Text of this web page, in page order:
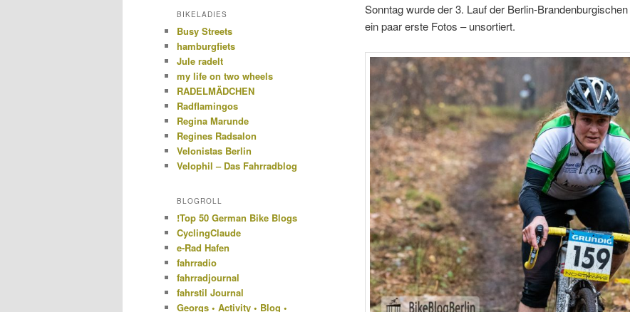
Sonntag wurde der 3. Lauf der Berlin-Brandenburgischen
ein paar erste Fotos – unsortiert.
BIKELADIES
Busy Streets
hamburgfiets
Jule radelt
my life on two wheels
RADELMÄDCHEN
Radflamingos
Regina Marunde
Regines Radsalon
Velonistas Berlin
Velophil – Das Fahrradblog
BLOGROLL
!Top 50 German Bike Blogs
CyclingClaude
e-Rad Hafen
fahrradio
fahrradjournal
fahrstil Journal
Georgs • Activity • Blog •